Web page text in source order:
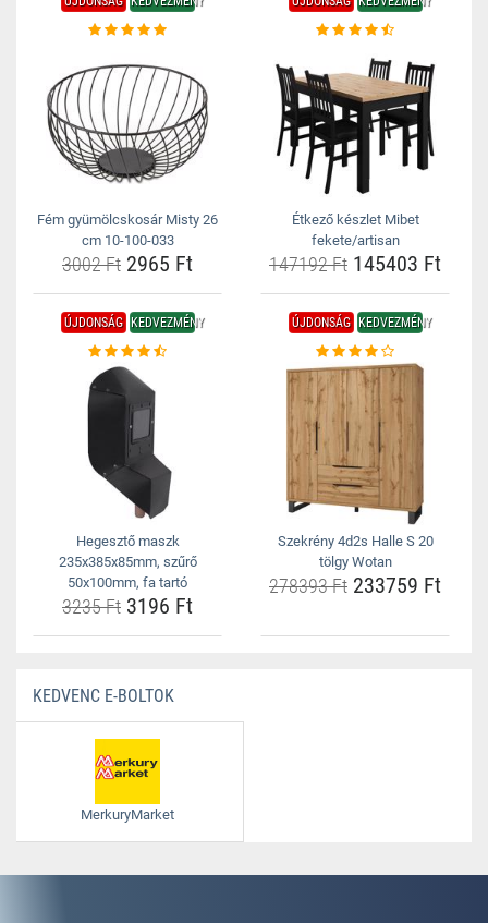
Fém gyümölcskosár Misty 26
cm 10-100-033
3002 Ft 2965 Ft
Étkező készlet Mibet
fekete/artisan
147192 Ft 145403 Ft
ÚJDONSÁG KEDVEZMÉNY
Hegesztő maszk
235x385x85mm, szűrő
50x100mm, fa tartó
3235 Ft 3196 Ft
ÚJDONSÁG KEDVEZMÉNY
Szekrény 4d2s Halle S 20
tölgy Wotan
278393 Ft 233759 Ft
KEDVENC E-BOLTOK
MerkuryMarket